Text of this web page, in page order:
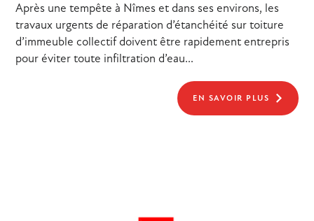
Après une tempête à Nîmes et dans ses environs, les
travaux urgents de réparation d’étanchéité sur toiture
d’immeuble collectif doivent être rapidement entrepris
pour éviter toute infiltration d’eau...
EN SAVOIR PLUS